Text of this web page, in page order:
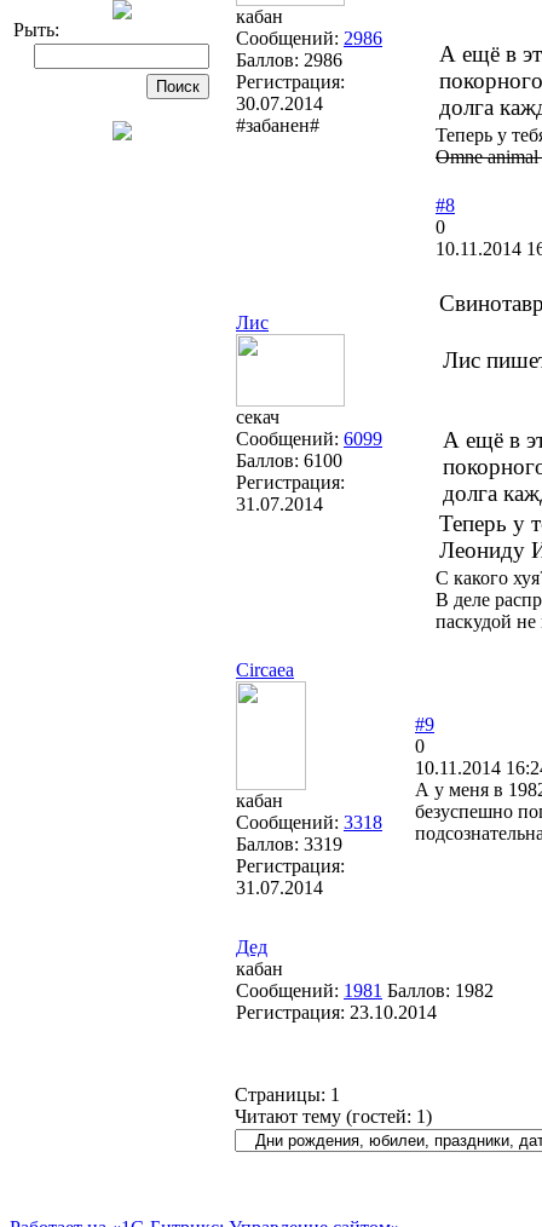
Рыть:
кабан
Сообщений: 2986
Баллов: 2986
Регистрация:
30.07.2014
#забанен#
А ещё в
долга
Теперь у
Omne
Лис
секач
Сообщений: 6099
Баллов: 6100
Регистрация:
31.07.2014
#8
0
10.11.2014
Лис
А ещё в
долга
Теперь у
Леониду
С какого
В деле
паскудой
Circaea
кабан
Сообщений: 3318
Баллов: 3319
Регистрация:
31.07.2014
#9
0
10.11.2014
А у меня в
безуспешно
Дед
кабан
Сообщений: 1981 Баллов: 1982
Регистрация: 23.10.2014
Страницы: 1
Читают тему (гостей: 1)